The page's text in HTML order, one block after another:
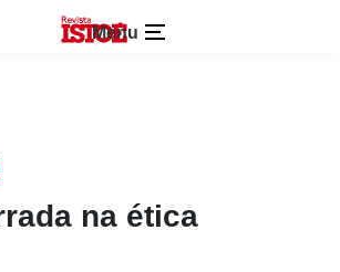
Menu
na ética